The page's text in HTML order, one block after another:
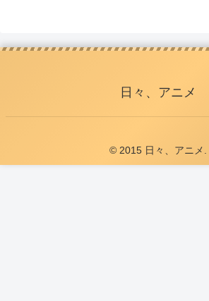
日々、アニメ
© 2015 日々、アニメ.